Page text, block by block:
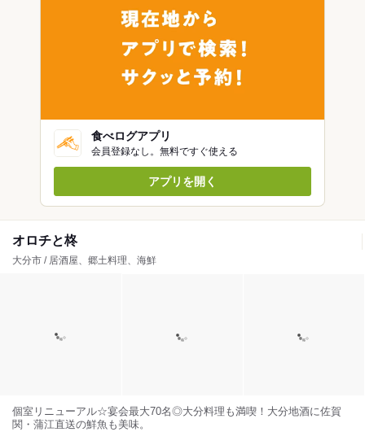
食べログアプリ
会員登録なし。無料ですぐ使える
アプリを開く
オロチと柊
大分市 / 居酒屋、郷土料理、海鮮
個室リニューアル☆宴会最大70名◎大分料理も満喫！大分地酒に佐賀
関・蒲江直送の鮮魚も美味。